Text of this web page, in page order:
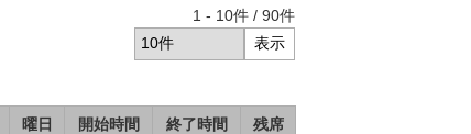
1 - 10件 / 90件
曜日 開始時間 終了時間 残席